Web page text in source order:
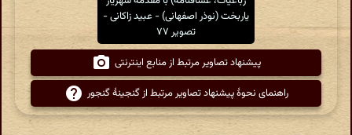
یاربخت (نوذر اصفهانی) - عبید زاکانی -
تصویر ۷۷
پیشنهاد تصاویر مرتبط از منابع اینترنتی
راهنمای نحوهٔ پیشنهاد تصاویر مرتبط از گنجینهٔ گنجور